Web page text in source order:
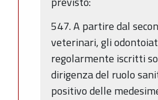
547. A partire dal
veterinari, gli
regolarmente iscritti
dirigenza del ruolo
positivo delle